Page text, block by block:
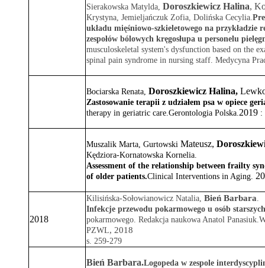
Sierakowska Matylda Doroszkiewicz Halina,
Krystyna Jemieljańczuk Zofia Dolińska Cecylia
układu mięśniowo-szkieletowego na
zespołów bólowych kręgosłupa u personelu
musculoskeletal system's dysfunction based on the
spinal pain syndrome in nursing staff. Medycyna
Bociarska Renata, Doroszkiewicz Halina,
Zastosowanie terapii z udziałem psa w opiece
therapy in geriatric care.Gerontologia Polska 2019 :
Muszalik Marta Gurtowski Mateusz,
Kędziora-Kornatowska Kornelia
Assessment of the relationship between frailty
of older patients.Clinical Interventions in Aging
2018
Kilisińska-Sołowianowicz Natalia, Bień Barbara
Infekcje przewodu pokarmowego u osób
pokarmowego. Redakcja naukowa Anatol
PZWL, 2018
s. 259-279
Bień Barbara.Logopeda w zespole